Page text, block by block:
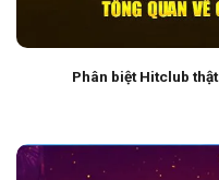
Phân biệt Hitclub